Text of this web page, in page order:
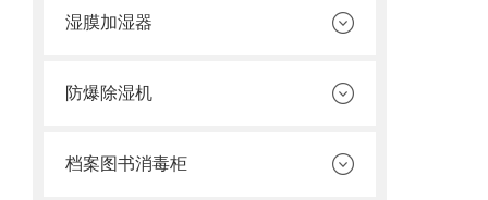
湿膜加湿器
防爆除湿机
档案图书消毒柜